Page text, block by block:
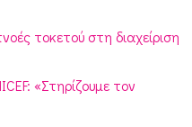
τοκετού στη διαχείριση
«Στηρίζουμε τον